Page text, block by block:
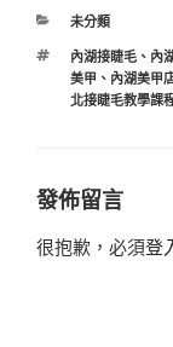
分
未分類
標
籤
內湖接睫毛、 內
美甲 、 內湖美甲
北接睫毛教學課
發佈留言
很抱歉，必須登